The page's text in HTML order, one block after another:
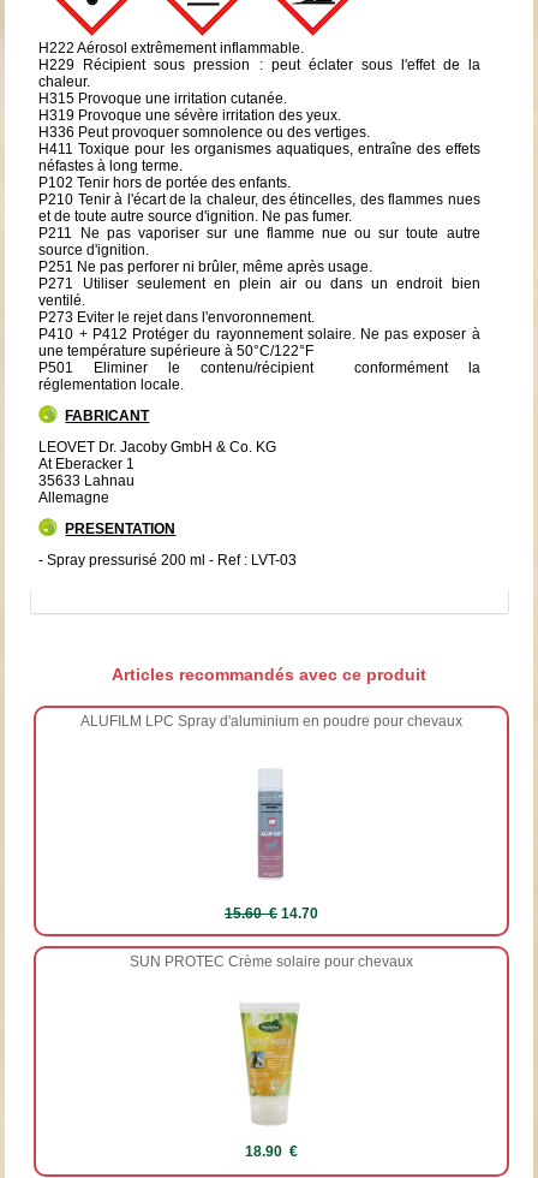
H222 Aérosol extrêmement inflammable.
H229 Récipient sous pression : peut éclater sous l'effet de la
chaleur.
H315 Provoque une irritation cutanée.
H319 Provoque une sévère irritation des yeux.
H336 Peut provoquer somnolence ou des vertiges.
H411 Toxique pour les organismes aquatiques, entraîne des effets
néfastes à long terme.
P102 Tenir hors de portée des enfants.
P210 Tenir à l'écart de la chaleur, des étincelles, des flammes nues
et de toute autre source d'ignition. Ne pas fumer.
P211 Ne pas vaporiser sur une flamme nue ou sur toute autre
source d'ignition.
P251 Ne pas perforer ni brûler, même après usage.
P271 Utiliser seulement en plein air ou dans un endroit bien
ventilé.
P273 Eviter le rejet dans l'envoronnement.
P410 + P412 Protéger du rayonnement solaire. Ne pas exposer à
une température supérieure à 50°C/122°F
P501 Eliminer le contenu/récipient conformément la
réglementation locale.
FABRICANT
LEOVET Dr. Jacoby GmbH & Co. KG
At Eberacker 1
35633 Lahnau
Allemagne
PRESENTATION
- Spray pressurisé 200 ml - Ref : LVT-03
Articles recommandés avec ce produit
ALUFILM LPC Spray d'aluminium en poudre pour chevaux
15.60 €14.70
SUN PROTEC Crème solaire pour chevaux
18.90 €